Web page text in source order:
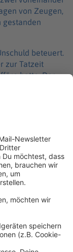
von Zeugen,
gestanden
beteuert.
zur Tatzeit
hatte. Der
mit 14
getötet
soll, seiner
angeblichen